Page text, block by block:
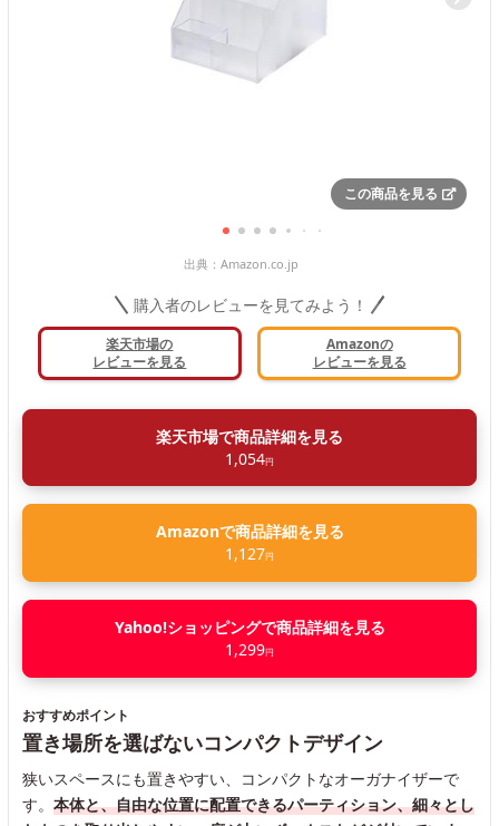
この商品を見る
出典： Amazon.co.jp
購入者のレビューを見てみよう！
楽天市場の
レビューを見る
Amazonの
レビューを見る
楽天市場で商品詳細を見る
1,054円
Amazonで商品詳細を見る
1,127円
Yahoo!ショッピングで商品詳細を見る
1,299円
おすすめポイント
置き場所を選ばないコンパクトデザイン
狭いスペースにも置きやすい、コンパクトなオーガナイザーで
す。 本体と、自由な位置に配置できるパーティション、細々とし